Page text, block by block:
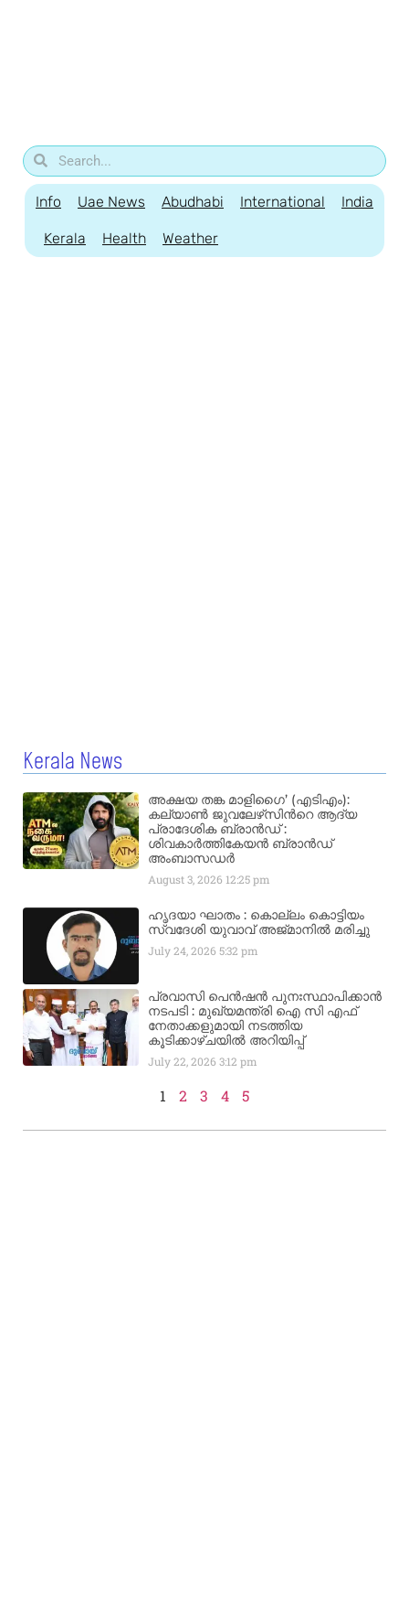
Info Uae News Abudhabi International India
Kerala Health Weather
Kerala News
അക്ഷയ തങ്ക മാളിഗൈ’ (എടിഎം):
കല്യാണ്‍ ജുവലേഴ്‌സിന്‍റെ ആദ്യ
പ്രാദേശിക ബ്രാന്‍ഡ് :
ശിവകാര്‍ത്തികേയന്‍ ബ്രാന്‍ഡ്
അംബാസഡര്‍
August 3, 2026 12:25 pm
ഹൃദയാ ഘാതം : കൊല്ലം കൊട്ടിയം
സ്വദേശി യുവാവ് അജ്മാനിൽ മരിച്ചു
July 24, 20265:32 pm
പ്രവാസി പെൻഷൻ പുനഃസ്ഥാപിക്കാൻ
നടപടി : മുഖ്യമന്ത്രി ഐ സി എഫ്
നേതാക്കളുമായി നടത്തിയ
കൂടിക്കാഴ്ചയിൽ അറിയിപ്പ്
July 22, 20263:12 pm
1 2 3 4 5